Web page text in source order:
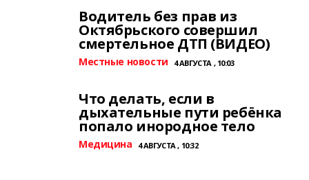
Водитель без прав из
Октябрьского совершил
смертельное ДТП (ВИДЕО)
Местные новости 4 АВГУСТА , 10:03
Что делать, если в
дыхательные пути ребёнка
попало инородное тело
Медицина 4 АВГУСТА , 10:32